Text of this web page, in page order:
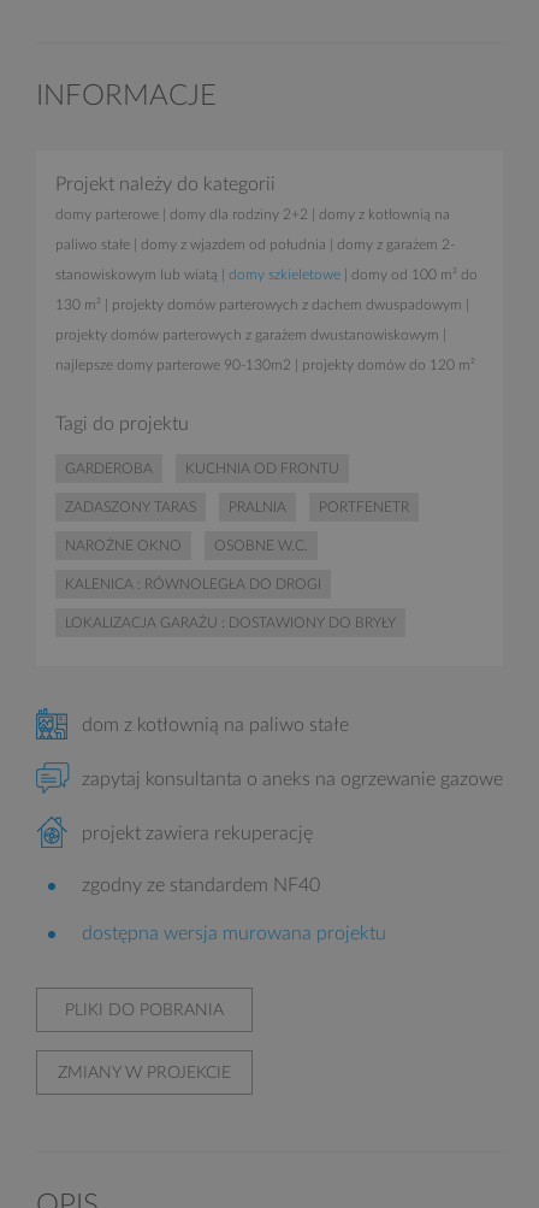
INFORMACJE
Projekt należy do kategorii
domy parterowe domy dla rodziny 2+2 domy z kotłownią na
paliwo stałe domy z wjazdem od południa domy z garażem 2-
stanowiskowym lub wiatą domy szkieletowe domy od 100 m² do
130 m² projekty domów parterowych z dachem dwuspadowym
projekty domów parterowych z garażem dwustanowiskowym
najlepsze domy parterowe 90-130m2 projekty domów do 120 m²
Tagi do projektu
GARDEROBA KUCHNIA OD FRONTU
ZADASZONY TARAS PRALNIA PORTFENETR
NAROŻNE OKNO OSOBNE W.C.
KALENICA : RÓWNOLEGŁA DO DROGI
LOKALIZACJA GARAŻU : DOSTAWIONY DO BRYŁY
dom z kotłownią na paliwo stałe
zapytaj konsultanta o aneks na ogrzewanie gazowe
projekt zawiera rekuperację
zgodny ze standardem NF40
dostępna wersja murowana projektu
PLIKI DO POBRANIA
ZMIANY W PROJEKCIE